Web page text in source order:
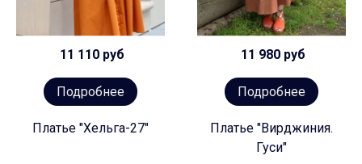
11 110 руб
Подробнее
Платье "Хельга-27"
11 980 руб
Подробнее
Платье "Вирджиния.
Гуси"